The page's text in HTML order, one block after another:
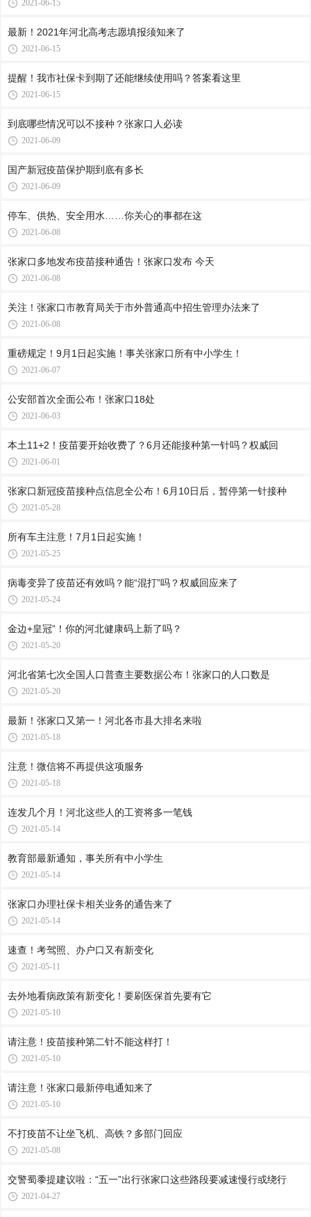
2021-06-15
最新！2021年河北高考志愿填报须知来了
2021-06-15
提醒！我市社保卡到期了还能继续使用吗？答案看这里
2021-06-15
到底哪些情况可以不接种？张家口人必读
2021-06-09
国产新冠疫苗保护期到底有多长
2021-06-09
停车、供热、安全用水……你关心的事都在这
2021-06-08
张家口多地发布疫苗接种通告！张家口发布 今天
2021-06-08
关注！张家口市教育局关于市外普通高中招生管理办法来了
2021-06-08
重磅规定！9月1日起实施！事关张家口所有中小学生！
2021-06-07
公安部首次全面公布！张家口18处
2021-06-03
本土11+2！疫苗要开始收费了？6月还能接种第一针吗？权威回
2021-06-01
张家口新冠疫苗接种点信息全公布！6月10日后，暂停第一针接种
2021-05-28
所有车主注意！7月1日起实施！
2021-05-25
病毒变异了疫苗还有效吗？能“混打”吗？权威回应来了
2021-05-24
金边+皇冠”！你的河北健康码上新了吗？
2021-05-20
河北省第七次全国人口普查主要数据公布！张家口的人口数是
2021-05-20
最新！张家口又第一！河北各市县大排名来啦
2021-05-18
注意！微信将不再提供这项服务
2021-05-18
连发几个月！河北这些人的工资将多一笔钱
2021-05-14
教育部最新通知，事关所有中小学生
2021-05-14
张家口办理社保卡相关业务的通告来了
2021-05-14
速查！考驾照、办户口又有新变化
2021-05-11
去外地看病政策有新变化！要刷医保首先要有它
2021-05-10
请注意！疫苗接种第二针不能这样打！
2021-05-10
请注意！张家口最新停电通知来了
2021-05-10
不打疫苗不让坐飞机、高铁？多部门回应
2021-05-08
交警蜀黍提建议啦：“五一”出行张家口这些路段要减速慢行或绕行
2021-04-27